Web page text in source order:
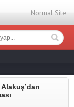
Normal Site